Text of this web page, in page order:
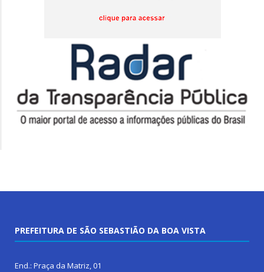
PREFEITURA DE SÃO SEBASTIÃO DA BOA VISTA
End.: Praça da Matriz, 01